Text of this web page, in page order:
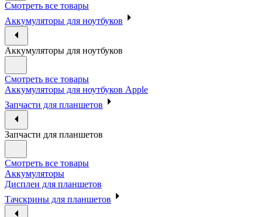
Смотреть все товары
Аккумуляторы для ноутбуков
Аккумуляторы для ноутбуков
Смотреть все товары
Аккумуляторы для ноутбуков Apple
Запчасти для планшетов
Запчасти для планшетов
Смотреть все товары
Аккумуляторы
Дисплеи для планшетов
Тачскрины для планшетов